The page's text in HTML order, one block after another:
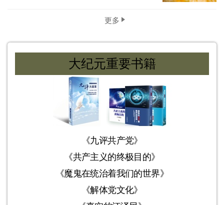
更多
大纪元重要书籍
《九评共产党》
《共产主义的终极目的》
《魔鬼在统治着我们的世界》
《解体党文化》